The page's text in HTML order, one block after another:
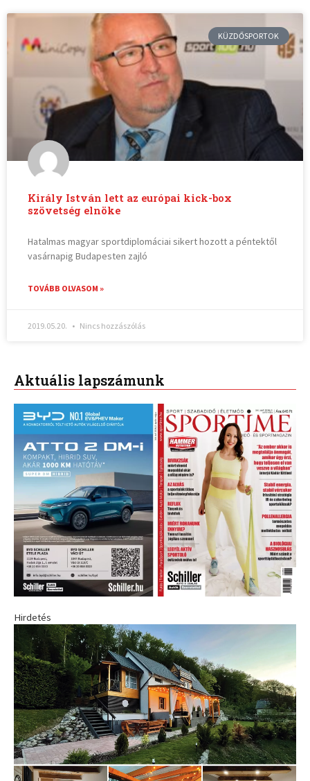
KÜZDŐSPORTOK
Király István lett az európai kick-box
szövetség elnöke
Hatalmas magyar sportdiplomáciai sikert hozott a péntektől
vasárnapig Budapesten zajló
TOVÁBB OLVASOM »
2019.05.20. Nincs hozzászólás
Aktuális lapszámunk
Hirdetés